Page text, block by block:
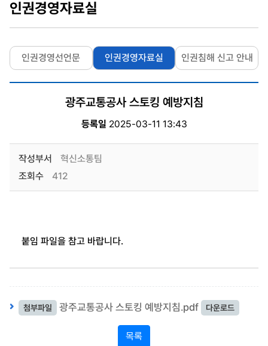
인권경영자료실
인권경영선언문 인권경영자료실 인권침해 신고 안내
광주교통공사 스토킹 예방지침
등록일 2025-03-11 13:43
작성부서
혁신소통팀
조회수
412
붙임 파일을 참고 바랍니다.
첨부파일 광주교통공사 스토킹 예방지침.pdf 다운로드
목록